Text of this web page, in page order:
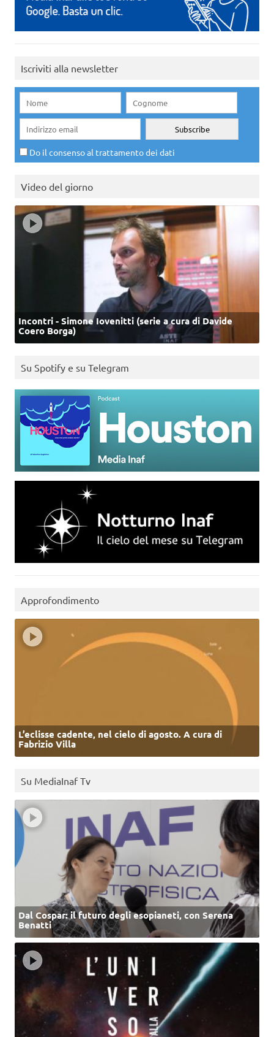
Iscriviti alla newsletter
Do il consenso al trattamento dei dati
Video del giorno
Incontri - Simone Iovenitti (serie a cura di Davide
Coero Borga)
Su Spotify e su Telegram
Approfondimento
L’eclisse cadente, nel cielo di agosto. A cura di
Fabrizio Villa
Su MediaInaf Tv
Dal Cospar: il futuro degli esopianeti, con Serena
Benatti